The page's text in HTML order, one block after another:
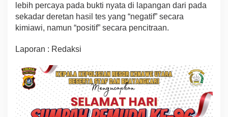
lebih percaya pada bukti nyata di lapangan dari pada
sekadar deretan hasil tes yang “negatif” secara
kimiawi, namun “positif” secara pencitraan.
Laporan : Redaksi